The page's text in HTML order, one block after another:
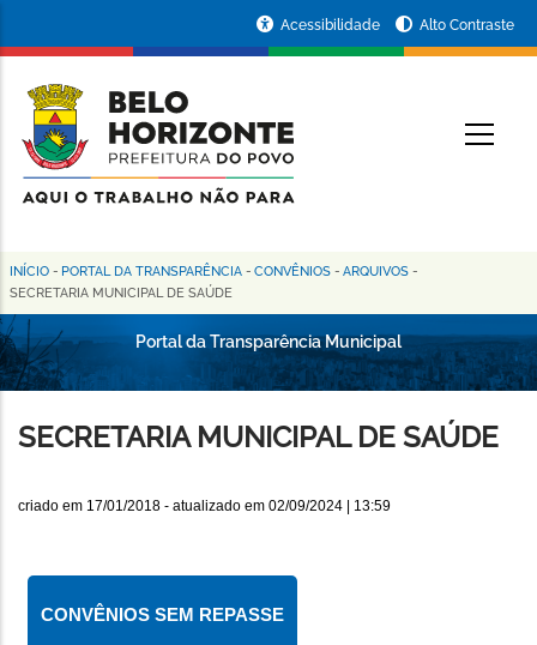
conteúdo
principal
da
Prefeitura
de
Horizonte
Acessibilidade Alto Contraste
Trilha
de
navegação
INÍCIO - PORTAL DA TRANSPARÊNCIA - CONVÊNIOS - ARQUIVOS -
SECRETARIA MUNICIPAL DE SAÚDE
Portal da Transparência Municipal
SECRETARIA MUNICIPAL DE SAÚDE
criado em 17/01/2018 - atualizado em 02/09/2024 | 13:59
CONVÊNIOS SEM REPASSE